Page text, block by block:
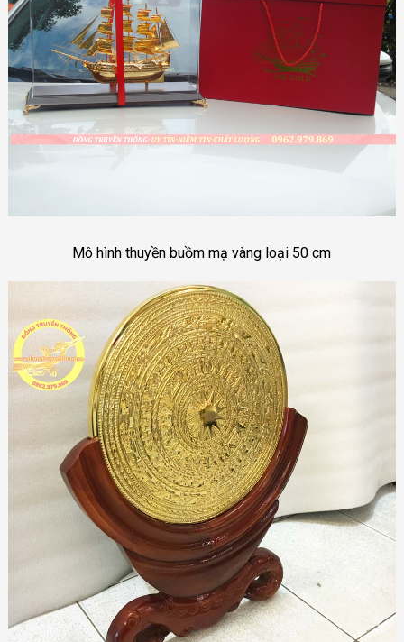
Mô hình thuyền buồm mạ vàng loại 50 cm